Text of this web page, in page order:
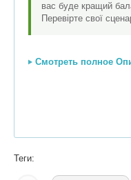
вас буде кращий
Перевірте свої
Смотреть полное
Теги: